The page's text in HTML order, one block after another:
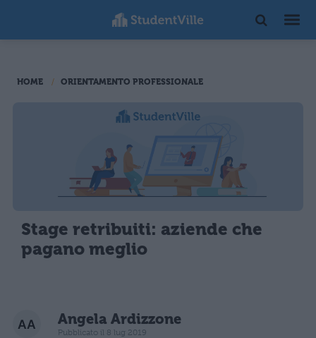
HOME ORIENTAMENTO PROFESSIONALE
Stage retribuiti: aziende che
pagano meglio
Angela Ardizzone
Pubblicato il 8 lug 2019